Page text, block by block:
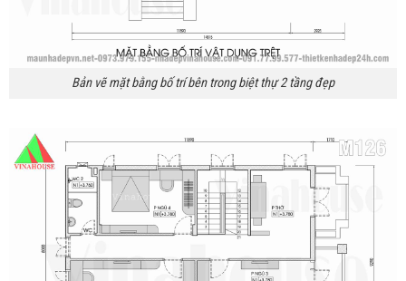
Bản vẽ mặt bằng bố trí bên trong biệt thự 2 tầng đẹp